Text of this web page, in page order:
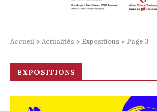
Accueil » Actualités » Expositions » Page 3
EXPOSITIONS